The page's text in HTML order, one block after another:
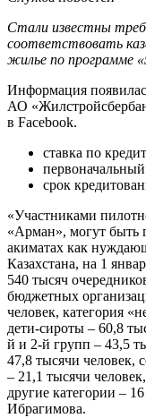
Стали известны
соответствовать
жилье по программе
Информация
АО
в Facebook.
ставка по
срок
«Участниками
«Арман», могут быть
акиматах как
Казахстана, на 1
540 тысяч
бюджетных
человек, категория
дети-сироты – 60,8
й и 2-й групп – 43,5
47,8 тысячи человек,
– 21,1 тысячи
другие категории –
Ибрагимова.